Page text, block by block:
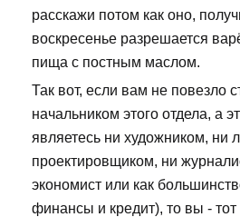
расскажи потом как оно,
воскресенье разрешается
пища с постным маслом.
Так вот, если вам не повезло
начальником этого отдела, а
являетесь ни художником, ни
проектировщиком, ни
экономист или как
финансы и кредит), то вы -